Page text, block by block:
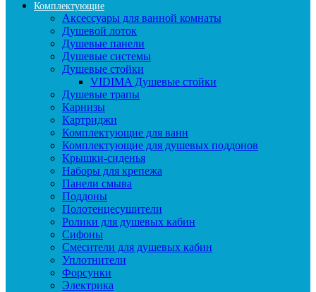
Комплектующие
Аксессуары для ванной комнаты
Душевой лоток
Душевые панели
Душевые системы
Душевые стойки
VIDIMA Душевые стойки
Душевые трапы
Карнизы
Картриджи
Комплектующие для ванн
Комплектующие для душевых поддонов
Крышки-сиденья
Наборы для крепежа
Панели смыва
Поддоны
Полотенцесушители
Ролики для душевых кабин
Сифоны
Смесители для душевых кабин
Уплотнители
Форсунки
Электрика